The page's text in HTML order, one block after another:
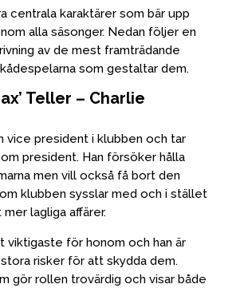
centrala karaktärer som bär upp
alla säsonger. Nedan följer en
av de mest framträdande
som gestaltar dem.
Teller – Charlie
vice president i klubben och tar
president. Han försöker hålla
men vill också få bort den
klubben sysslar med och i stället
lagliga affärer.
viktigaste för honom och han är
risker för att skydda dem.
gör rollen trovärdig och visar både